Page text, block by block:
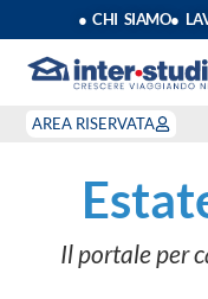
● CHI SIAMO●
AREA RISERVATA
Il portale per